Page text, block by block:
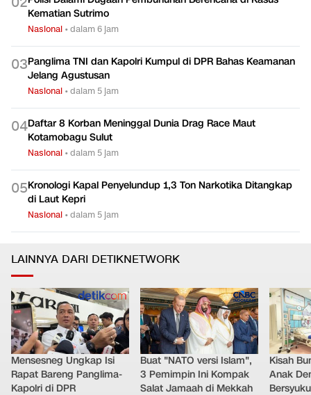
Kematian Sutrimo
Nasional •dalam 6 jam
03Panglima TNI dan Kapolri Kumpul di DPR Bahas Keamanan
Jelang Agustusan
Nasional •dalam 5 jam
04Daftar 8 Korban Meninggal Dunia Drag Race Maut
Kotamobagu Sulut
Nasional •dalam 5 jam
05Kronologi Kapal Penyelundup 1,3 Ton Narkotika Ditangkap
di Laut Kepri
Nasional •dalam 5 jam
LAINNYA DARI DETIKNETWORK
Mensesneg Ungkap Isi
Rapat Bareng Panglima-
Kapolri di DPR
Buat "NATO versi Islam",
3 Pemimpin Ini Kompak
Salat Jamaah di Mekkah
Kisah
Anak